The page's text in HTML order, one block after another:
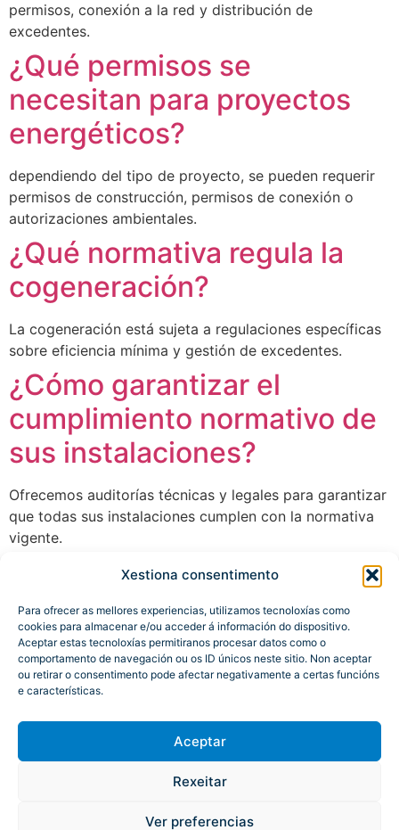
Xestiona consentimento
Para ofrecer as mellores experiencias, utilizamos tecnoloxías como
cookies para almacenar e/ou acceder á información do dispositivo.
Aceptar estas tecnoloxías permitiranos procesar datos como o
comportamento de navegación ou os ID únicos neste sitio. Non aceptar
ou retirar o consentimento pode afectar negativamente a certas funcións
e características.
Aceptar
Rexeitar
Ver preferencias
permisos, conexión a la red y distribución de
excedentes.
¿Qué permisos se
necesitan para proyectos
energéticos?
dependiendo del tipo de proyecto, se pueden requerir
permisos de construcción, permisos de conexión o
autorizaciones ambientales.
¿Qué normativa regula la
cogeneración?
La cogeneración está sujeta a regulaciones específicas
sobre eficiencia mínima y gestión de excedentes.
¿Cómo garantizar el
cumplimiento normativo de
sus instalaciones?
Ofrecemos auditorías técnicas y legales para garantizar
que todas sus instalaciones cumplen con la normativa
vigente.
Siguiente→
Atención á cidadanía
Mapa del portal